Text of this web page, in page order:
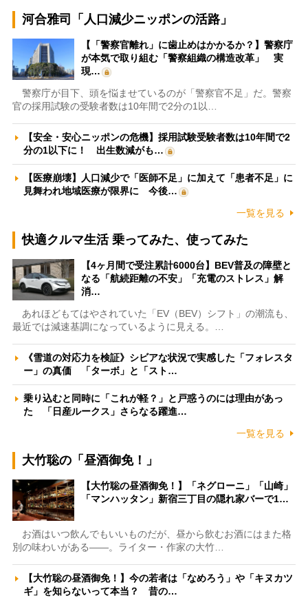
河合雅司「人口減少ニッポンの活路」
【「警察官離れ」に歯止めはかかるか？】警察庁
が本気で取り組む「警察組織の構造改革」 実
現…
警察庁が目下、頭を悩ませているのが「警察官不足」だ。警察
官の採用試験の受験者数は10年間で2分の1以…
【安全・安心ニッポンの危機】採用試験受験者数は10年間で2
分の1以下に！ 出生数減がも…
【医療崩壊】人口減少で「医師不足」に加えて「患者不足」に
見舞われ地域医療が限界に 今後…
一覧を見る
快適クルマ生活 乗ってみた、使ってみた
【4ヶ月間で受注累計6000台】BEV普及の障壁と
なる「航続距離の不安」「充電のストレス」解
消…
あれほどもてはやされていた「EV（BEV）シフト」の潮流も、
最近では減速基調になっているように見える。…
《雪道の対応力を検証》シビアな状況で実感した「フォレスタ
ー」の真価 「ターボ」と「スト…
乗り込むと同時に「これが軽？」と戸惑うのには理由があっ
た 「日産ルークス」さらなる躍進…
一覧を見る
大竹聡の「昼酒御免！」
【大竹聡の昼酒御免！】「ネグローニ」「山崎」
「マンハッタン」新宿三丁目の隠れ家バーで1…
お酒はいつ飲んでもいいものだが、昼から飲むお酒にはまた格
別の味わいがある――。ライター・作家の大竹…
【大竹聡の昼酒御免！】今の若者は「なめろう」や「キヌカツ
ギ」を知らないって本当？ 昔の…